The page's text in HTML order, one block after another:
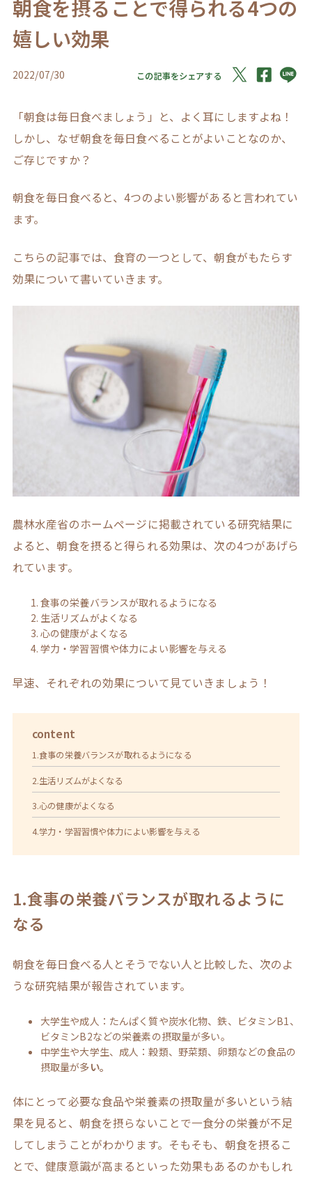
朝食を摂ることで得られる4つの
嬉しい効果
2022/07/30 この記事をシェアする
「朝食は毎日食べましょう」と、よく耳にしますよね！
しかし、なぜ朝食を毎日食べることがよいことなのか、
ご存じですか？
朝食を毎日食べると、4つのよい影響があると言われてい
ます。
こちらの記事では、食育の一つとして、朝食がもたらす
効果について書いていきます。
農林水産省のホームページに掲載されている研究結果に
よると、朝食を摂ると得られる効果は、次の4つがあげら
れています。
食事の栄養バランスが取れるようになる
生活リズムがよくなる
心の健康がよくなる
学力・学習習慣や体力によい影響を与える
早速、それぞれの効果について見ていきましょう！
content
1.食事の栄養バランスが取れるようになる
2.生活リズムがよくなる
3.心の健康がよくなる
4.学力・学習習慣や体力によい影響を与える
1.食事の栄養バランスが取れるように
なる
朝食を毎日食べる人とそうでない人と比較した、次のよ
うな研究結果が報告されています。
大学生や成人：たんぱく質や炭水化物、鉄、ビタミンB1、
ビタミンB2などの栄養素の摂取量が多い。
中学生や大学生、成人：穀類、野菜類、卵類などの食品の
摂取量が多い。
体にとって必要な食品や栄養素の摂取量が多いという結
果を見ると、朝食を摂らないことで一食分の栄養が不足
してしまうことがわかります。そもそも、朝食を摂るこ
とで、健康意識が高まるといった効果もあるのかもしれ